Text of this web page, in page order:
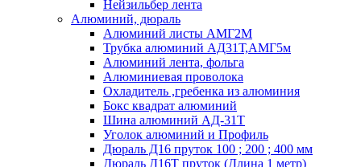
Нейзильбер лента
Алюминий, дюраль
Алюминий листы АМГ2М
Трубка алюминий АД31Т,АМГ5м
Алюминий лента, фольга
Алюминиевая проволока
Охладитель ,гребенка из алюминия
Бокс квадрат алюминий
Шина алюминий АД-31Т
Уголок алюминий и Профиль
Дюраль Д16 пруток 100 ; 200 ; 400 мм
Дюраль Д16Т пруток (Длина 1 метр)